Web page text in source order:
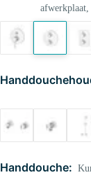
afwerkplaat,
Handdouche: